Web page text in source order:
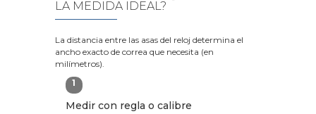
LA MEDIDA IDEAL?
La distancia entre las asas del reloj determina el
ancho exacto de correa que necesita (en
milímetros).
1
Medir con regla o calibre